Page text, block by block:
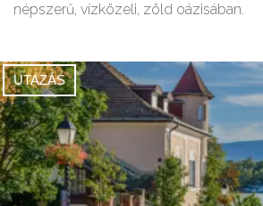
népszerű, vízközeli, zöld oázisában.
UTAZÁS